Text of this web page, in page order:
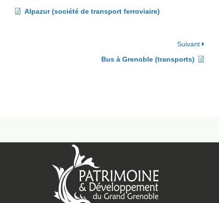
Alpazur (société de transport ferroviaire)
Suivant
Bus à Grenoble (transports)